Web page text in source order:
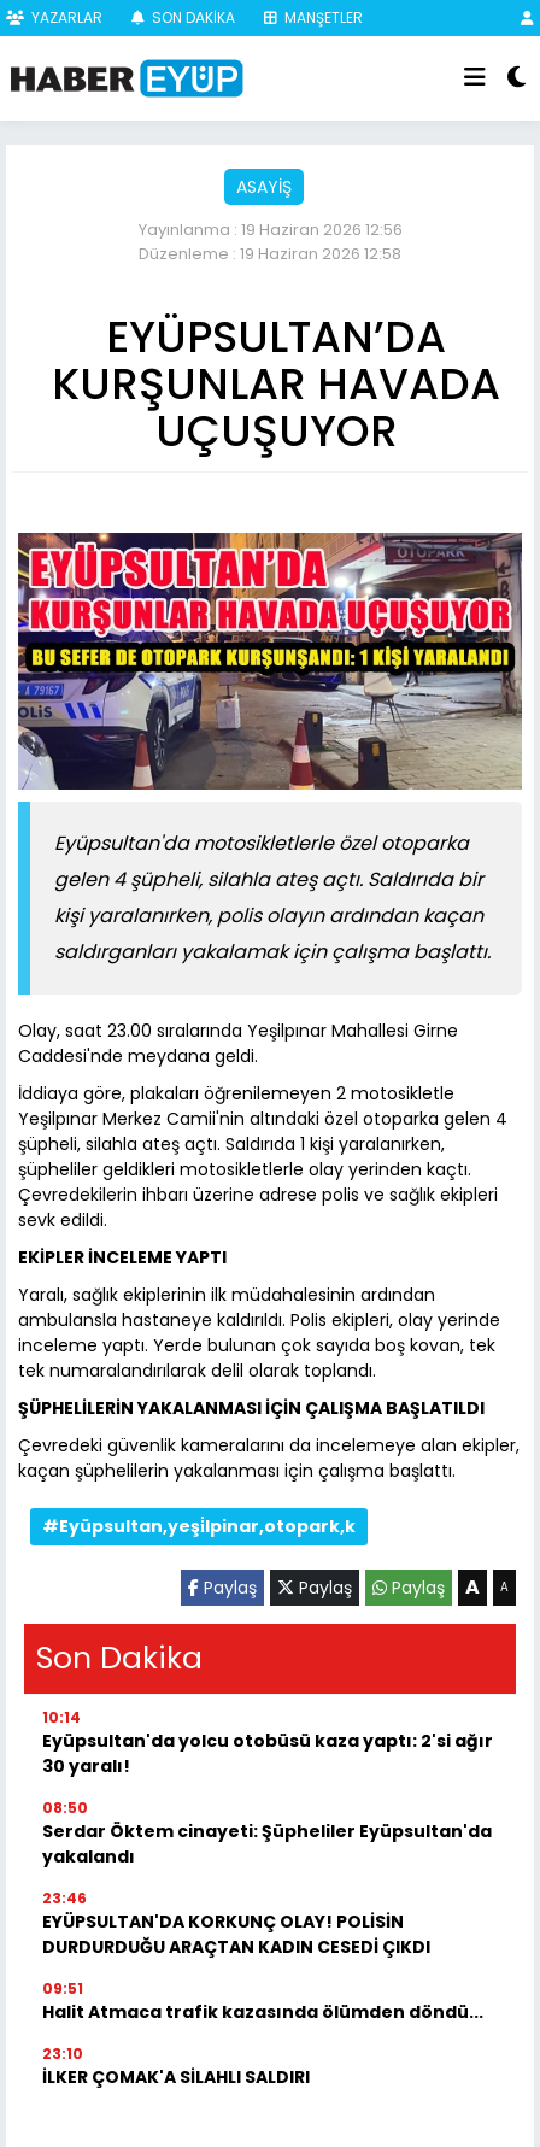
YAZARLAR SON DAKİKA MANŞETLER
ASAYİŞ
Yayınlanma : 19 Haziran 2026 12:56
Düzenleme : 19 Haziran 2026 12:58
EYÜPSULTAN’DA
KURŞUNLAR HAVADA
UÇUŞUYOR
Eyüpsultan'da motosikletlerle özel otoparka
gelen 4 şüpheli, silahla ateş açtı. Saldırıda bir
kişi yaralanırken, polis olayın ardından kaçan
saldırganları yakalamak için çalışma başlattı.
Olay, saat 23.00 sıralarında Yeşilpınar Mahallesi Girne
Caddesi'nde meydana geldi.
İddiaya göre, plakaları öğrenilemeyen 2 motosikletle
Yeşilpınar Merkez Camii'nin altındaki özel otoparka gelen 4
şüpheli, silahla ateş açtı. Saldırıda 1 kişi yaralanırken,
şüpheliler geldikleri motosikletlerle olay yerinden kaçtı.
Çevredekilerin ihbarı üzerine adrese polis ve sağlık ekipleri
sevk edildi.
EKİPLER İNCELEME YAPTI
Yaralı, sağlık ekiplerinin ilk müdahalesinin ardından
ambulansla hastaneye kaldırıldı. Polis ekipleri, olay yerinde
inceleme yaptı. Yerde bulunan çok sayıda boş kovan, tek
tek numaralandırılarak delil olarak toplandı.
ŞÜPHELİLERİN YAKALANMASI İÇİN ÇALIŞMA BAŞLATILDI
Çevredeki güvenlik kameralarını da incelemeye alan ekipler,
kaçan şüphelilerin yakalanması için çalışma başlattı.
#Eyüpsultan,yeşi̇lpinar,otopark,k
Paylaş Paylaş Paylaş A A
Son Dakika
10:14
Eyüpsultan'da yolcu otobüsü kaza yaptı: 2'si ağır
30 yaralı!
08:50
Serdar Öktem cinayeti: Şüpheliler Eyüpsultan'da
yakalandı
23:46
EYÜPSULTAN'DA KORKUNÇ OLAY! POLİSİN
DURDURDUĞU ARAÇTAN KADIN CESEDİ ÇIKDI
09:51
Halit Atmaca trafik kazasında ölümden döndü...
23:10
İLKER ÇOMAK'A SİLAHLI SALDIRI